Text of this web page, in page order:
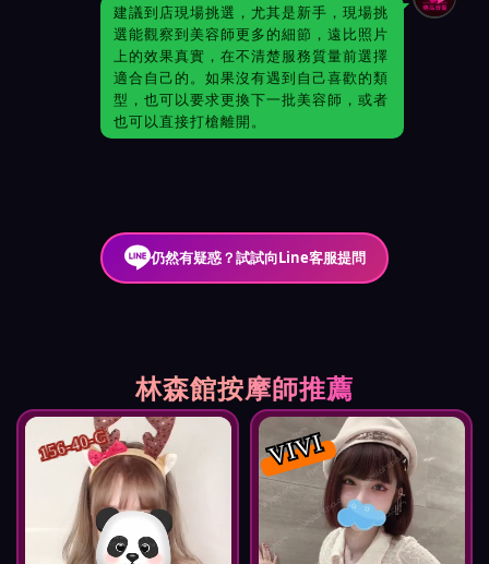
建議到店現場挑選，尤其是新手，現場挑
選能觀察到美容師更多的細節，遠比照片
上的效果真實，在不清楚服務質量前選擇
適合自己的。如果沒有遇到自己喜歡的類
型，也可以要求更換下一批美容師，或者
也可以直接打槍離開。
仍然有疑惑？試試向Line客服提問
林森館按摩師推薦
156-40-C VIVI